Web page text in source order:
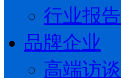
行业报告
品牌企业
高端访谈